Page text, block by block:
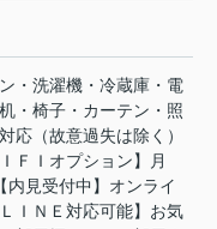
・洗濯機・冷蔵庫・電
・椅子・カーテン・照
応（故意過失は除く）
ＦＩオプション】月
内見受付中】オンライ
ＩＮＥ対応可能】お気